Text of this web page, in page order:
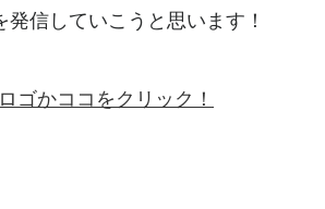
信していこうと思います！
ゴかココをクリック！